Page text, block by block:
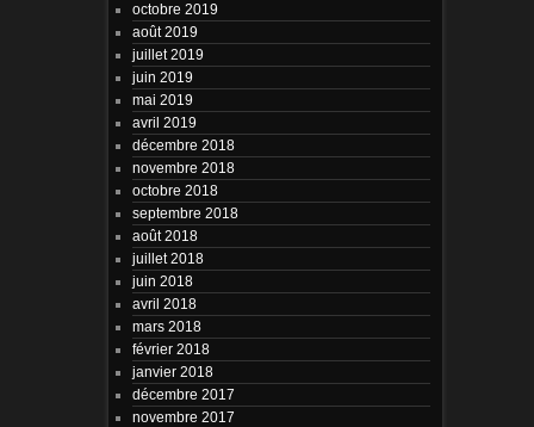
octobre 2019
août 2019
juillet 2019
juin 2019
mai 2019
avril 2019
décembre 2018
novembre 2018
octobre 2018
septembre 2018
août 2018
juillet 2018
juin 2018
avril 2018
mars 2018
février 2018
janvier 2018
décembre 2017
novembre 2017